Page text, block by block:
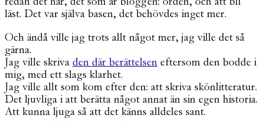
läst. Det var själva basen, det behövdes inget mer.
Och ändå ville jag trots allt något mer, jag ville det så
gärna.
Jag ville skriva den där berättelsen eftersom den bodde i
mig, med ett slags klarhet.
Jag ville allt som kom efter den: att skriva skönlitteratur.
Det ljuvliga i att berätta något annat än sin egen historia.
Att kunna ljuga så att det känns alldeles sant.